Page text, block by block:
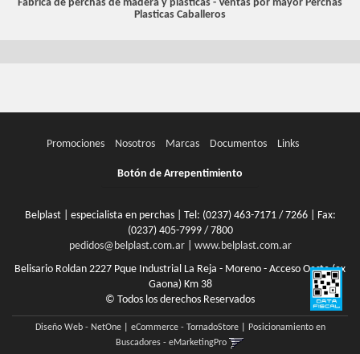
Fabrica de perchas de madera y plásticas - Ventas por mayor Perchas
Plasticas Caballeros
Promociones Nosotros Marcas Documentos Links
Botón de Arrepentimiento
Belplast | especialista en perchas | Tel: (0237) 463-7171 / 7266| Fax:
(0237) 405-7999 / 7800
pedidos@belplast.com.ar| www.belplast.com.ar
Belisario Roldan 2227 Pque Industrial La Reja - Moreno - Acceso Oeste (ex
Gaona) Km 38
© Todos los derechos Reservados
Diseño Web - NetOne| eCommerce - TornadoStore| Posicionamiento en
Buscadores - eMarketingPro